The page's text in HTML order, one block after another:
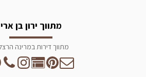
מתווך ירון בן ארי
מתווך דירות במרינה הרצליה